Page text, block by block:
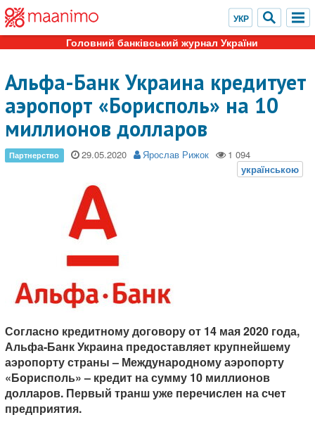
Головний банківський журнал України
Альфа-Банк Украина кредитует
аэропорт «Борисполь» на 10
миллионов долларов
29.05.2020 Ярослав Рижок
Согласно кредитному договору от 14 мая 2020 года,
Альфа-Банк Украина предоставляет крупнейшему
аэропорту страны – Международному аэропорту
«Борисполь» – кредит на сумму 10 миллионов
долларов. Первый транш уже перечислен на счет
предприятия.